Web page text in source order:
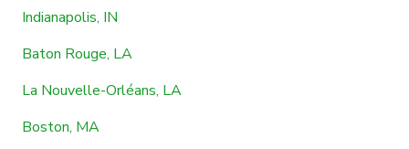
Indianapolis, IN
Baton Rouge, LA
La Nouvelle-Orléans, LA
Boston, MA